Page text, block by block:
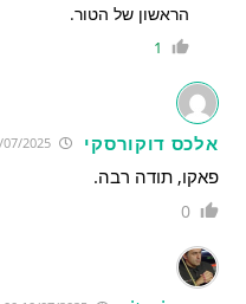
הראשון של הטור.
1
אלכס דוקורסקי
פאקו, תודה רבה.
0